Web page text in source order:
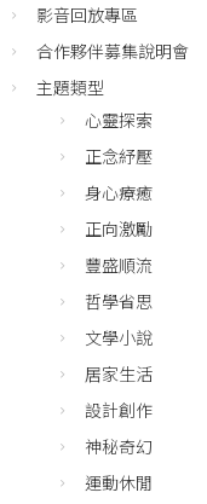
影音回放專區
合作夥伴募集說明會
主題類型
心靈探索
正念紓壓
身心療癒
正向激勵
豐盛順流
哲學省思
文學小說
居家生活
設計創作
神秘奇幻
運動休閒